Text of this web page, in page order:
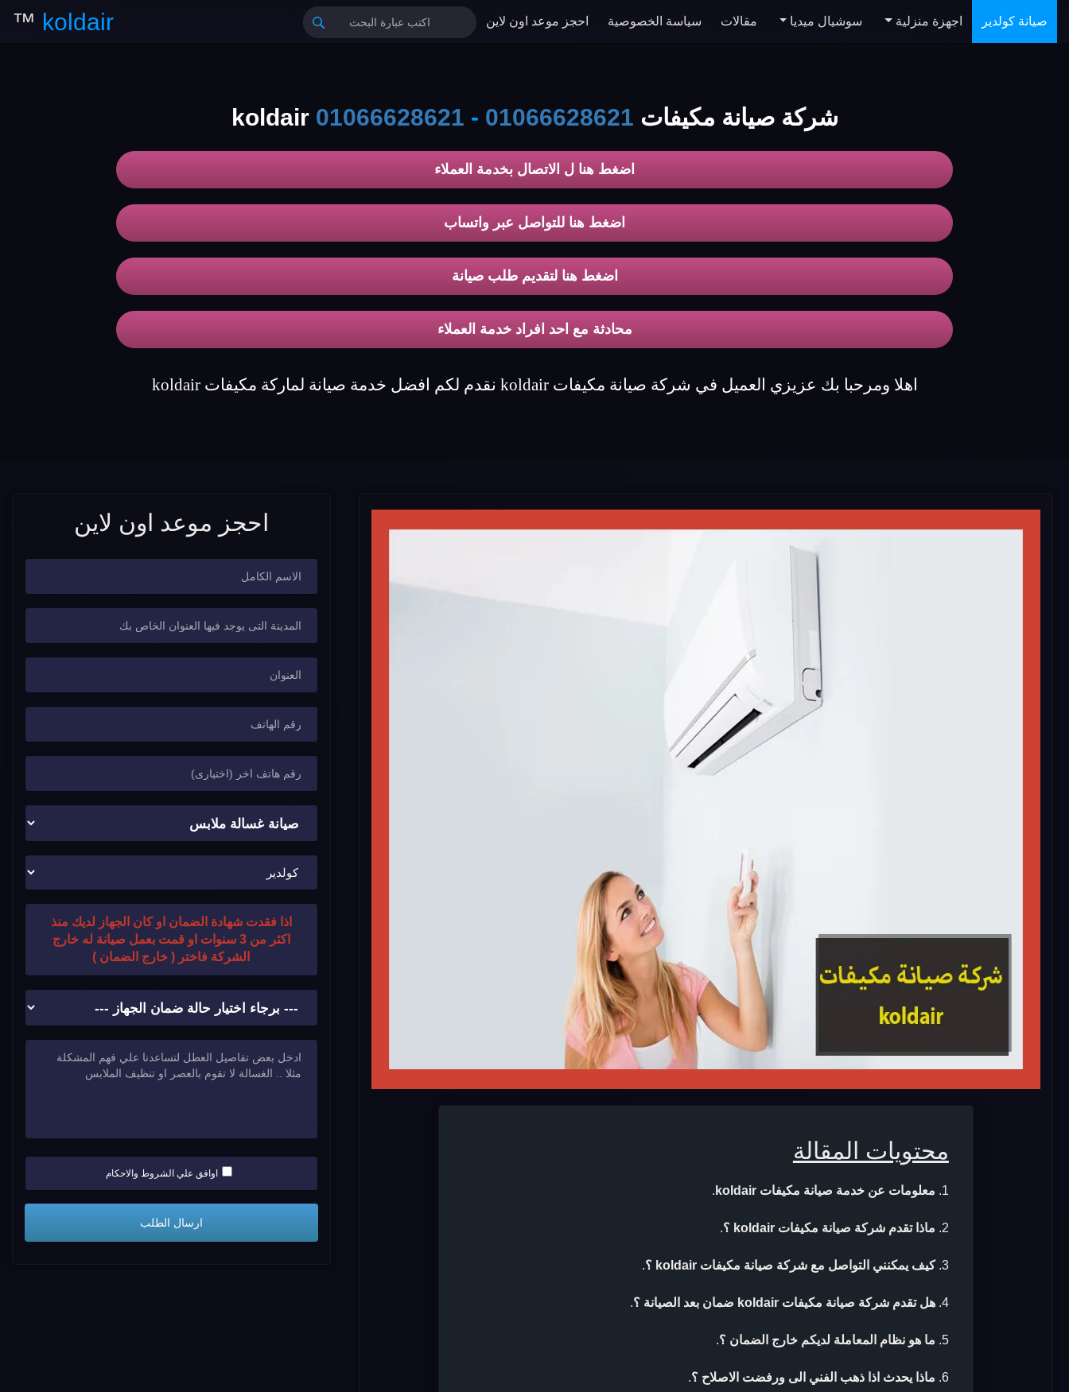
koldair
™ صيانة كولدير اجهزة منزلية سوشيال ميديا مقالات سياسة الخصوصية احجز موعد اون لاين
شركة صيانة مكيفات koldair 01066628621 - 01066628621
اضغط هنا ل الاتصال بخدمة العملاء
اضغط هنا للتواصل عبر واتساب
اضغط هنا لتقديم طلب صيانة
محادثة مع احد افراد خدمة العملاء
اهلا ومرحبا بك عزيزي العميل في شركة صيانة مكيفات koldair نقدم لكم افضل خدمة صيانة لماركة مكيفات koldair
محتويات المقالة
معلومات عن خدمة صيانة مكيفات koldair .
ماذا تقدم شركة صيانة مكيفات koldair ؟ .
كيف يمكنني التواصل مع شركة صيانة مكيفات koldair ؟ .
هل تقدم شركة صيانة مكيفات koldair ضمان بعد الصيانة ؟ .
ما هو نظام المعاملة لديكم خارج الضمان ؟.
ماذا يحدث اذا ذهب الفني الى ورفضت الاصلاح ؟.
احجز موعد اون لاين
اذا فقدت شهادة الضمان او كان الجهاز لديك منذ
اكثر من 3 سنوات او قمت بعمل صيانة له خارج
الشركة فاختر ( خارج الضمان )
اوافق علي الشروط والاحكام